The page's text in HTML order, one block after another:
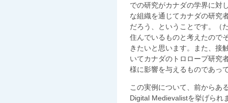
での研究がカナダの学界に対
な組織を通じてカナダの研究
だろう、ということです。（
住んでいるものと考えたので
きたいと思います。また、接
いてカナダのトロロープ研究
様に影響を与えるものであっ
この実例について、前からあ
Digital Medievalistを挙げられ